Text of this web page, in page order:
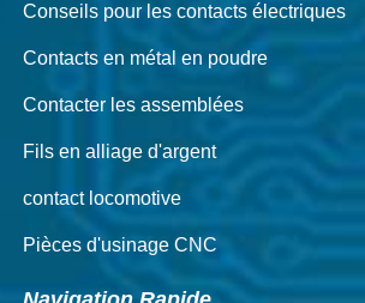
Conseils pour les contacts électriques
Contacts en métal en poudre
Contacter les assemblées
Fils en alliage d'argent
contact locomotive
Pièces d'usinage CNC